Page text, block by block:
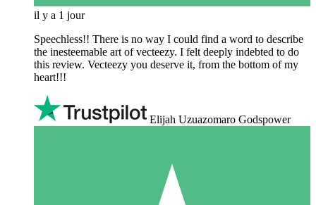
il y a 1 jour
Speechless!! There is no way I could find a word to describe
the inesteemable art of vecteezy. I felt deeply indebted to do
this review. Vecteezy you deserve it, from the bottom of my
heart!!!
Elijah Uzuazomaro Godspower